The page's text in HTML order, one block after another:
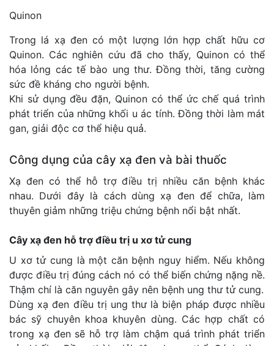
Quinon
Trong lá xạ đen có một lượng lớn hợp chất hữu cơ
Quinon. Các nghiên cứu đã cho thấy, Quinon có thể
hóa lỏng các tế bào ung thư. Đồng thời, tăng cường
sức đề kháng cho người bệnh.
Khi sử dụng đều đặn, Quinon có thể ức chế quá trình
phát triển của những khối u ác tính. Đồng thời làm mát
gan, giải độc cơ thể hiệu quả.
Công dụng của cây xạ đen và bài thuốc
Xạ đen có thể hỗ trợ điều trị nhiều căn bệnh khác
nhau. Dưới đây là cách dùng xạ đen để chữa, làm
thuyên giảm những triệu chứng bệnh nổi bật nhất.
Cây xạ đen hỗ trợ điều trị u xơ tử cung
U xơ tử cung là một căn bệnh nguy hiểm. Nếu không
được điều trị đúng cách nó có thể biến chứng nặng nề.
Thậm chí là căn nguyên gây nên bệnh ung thư tử cung.
Dùng xạ đen điều trị ung thư là biện pháp được nhiều
bác sỹ chuyên khoa khuyên dùng. Các hợp chất có
trong xạ đen sẽ hỗ trợ làm chậm quá trình phát triển